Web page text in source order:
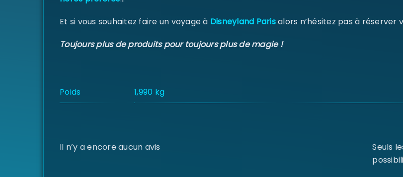
Et si vous souhaitez faire un voyage à Disneyland Parisalors n’hésitez pas à réserver
Toujours plus de produits pour toujours plus de magie !
Poids 1,990 kg
Il n’y a encore aucun avis
Seuls